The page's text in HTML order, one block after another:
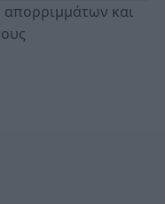
απορριμμάτων και